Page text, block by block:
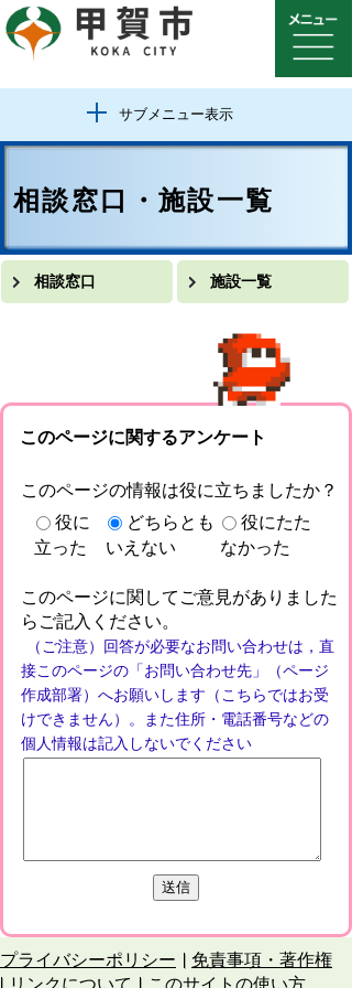
サブメニュー表示
相談窓口・施設一覧
相談窓口 施設一覧
このページに関するアンケート
このページの情報は役に立ちましたか？
役に
立った
どちらとも
いえない
役にたた
なかった
このページに関してご意見がありました
らご記入ください。
（ご注意）回答が必要なお問い合わせは，直
接このページの「お問い合わせ先」（ページ
作成部署）へお願いします（こちらではお受
けできません）。また住所・電話番号などの
個人情報は記入しないでください
プライバシーポリシー
免責事項・著作権
リンクについて
このサイトの使い方